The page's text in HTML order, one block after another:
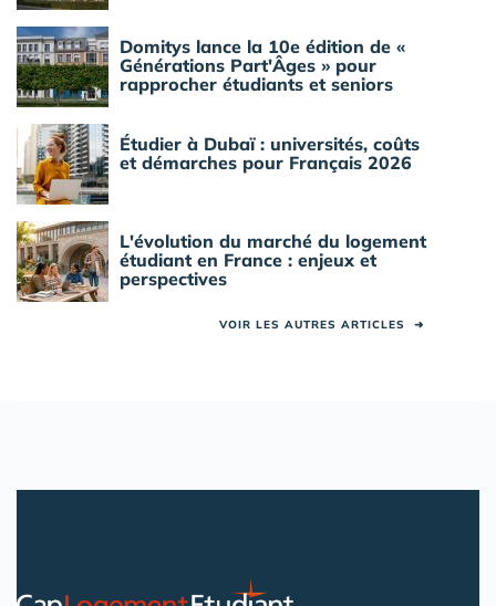
Domitys lance la 10e édition de «
Générations Part'Âges » pour
rapprocher étudiants et seniors
Étudier à Dubaï : universités, coûts
et démarches pour Français 2026
L'évolution du marché du logement
étudiant en France : enjeux et
perspectives
VOIR LES AUTRES ARTICLES ➜